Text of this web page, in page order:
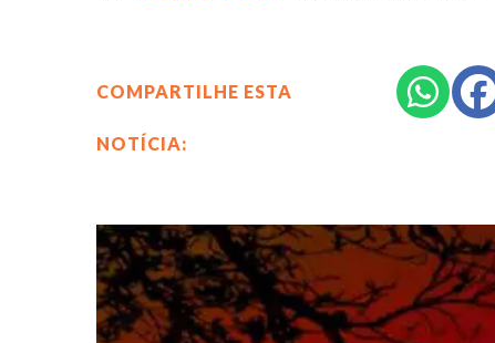
COMPARTILHE ESTA
NOTÍCIA: